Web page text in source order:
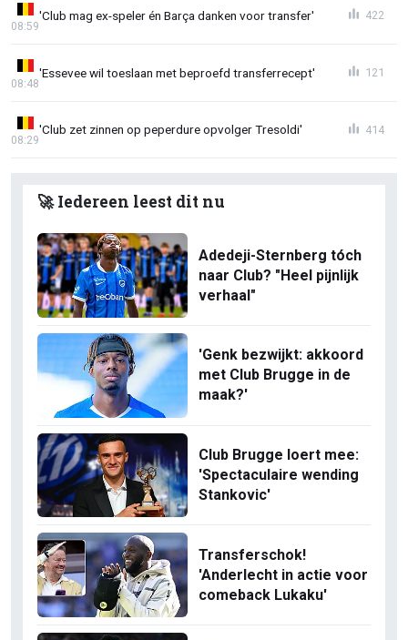
'Club mag ex-speler én Barça danken voor transfer'
08:59
422
'Essevee wil toeslaan met beproefd transferrecept'
08:48
121
'Club zet zinnen op peperdure opvolger Tresoldi'
08:29
414
🚀 Iedereen leest dit nu
Adedeji-Sternberg tóch
naar Club? "Heel pijnlijk
verhaal"
'Genk bezwijkt: akkoord
met Club Brugge in de
maak?'
Club Brugge loert mee:
'Spectaculaire wending
Stankovic'
Transferschok!
'Anderlecht in actie voor
comeback Lukaku'